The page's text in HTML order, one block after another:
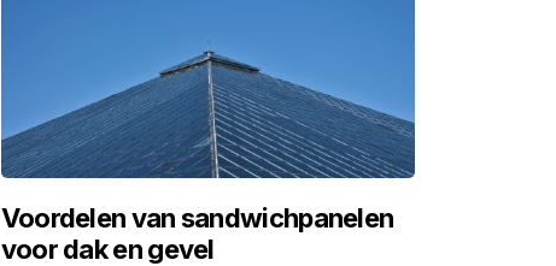
Voordelen van sandwichpanelen
voor dak en gevel